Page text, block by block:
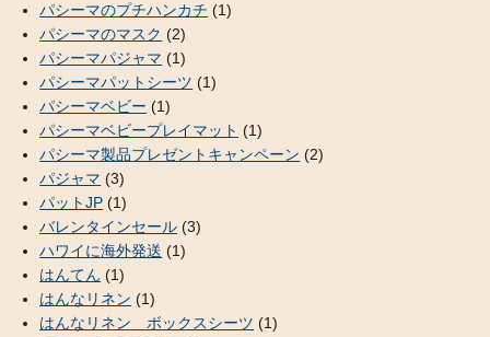
パシーマのプチハンカチ (1)
パシーマのマスク (2)
パシーマパジャマ (1)
パシーマパットシーツ (1)
パシーマベビー (1)
パシーマベビープレイマット (1)
パシーマ製品プレゼントキャンペーン (2)
パジャマ (3)
パットJP (1)
バレンタインセール (3)
ハワイに海外発送 (1)
はんてん (1)
はんなリネン (1)
はんなリネン ボックスシーツ (1)